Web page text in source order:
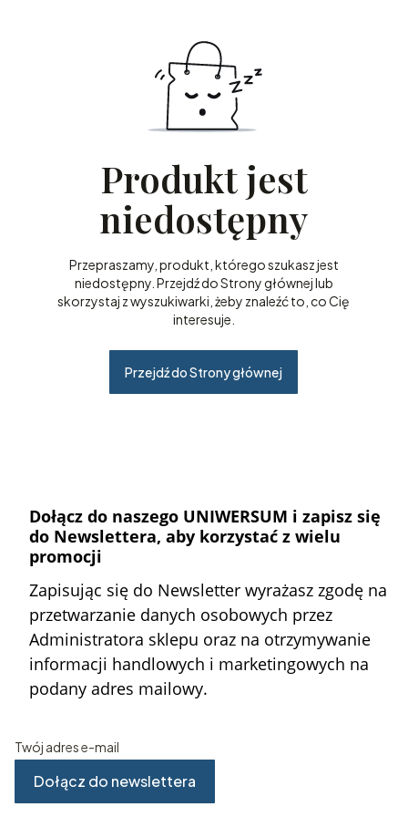
Produkt jest
niedostępny
Przepraszamy, produkt, którego szukasz jest
niedostępny. Przejdź do Strony głównej lub
skorzystaj z wyszukiwarki, żeby znaleźć to, co Cię
interesuje.
Przejdź do Strony głównej
Dołącz do naszego UNIWERSUM i zapisz się
do Newslettera, aby korzystać z wielu
promocji
Zapisując się do Newsletter wyrażasz zgodę na
przetwarzanie danych osobowych przez
Administratora sklepu oraz na otrzymywanie
informacji handlowych i marketingowych na
podany adres mailowy.
Twój adres e-mail
Dołącz do newslettera